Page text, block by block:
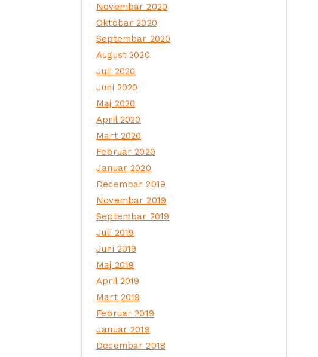
Novembar 2020
Oktobar 2020
Septembar 2020
August 2020
Juli 2020
Juni 2020
Maj 2020
April 2020
Mart 2020
Februar 2020
Januar 2020
Decembar 2019
Novembar 2019
Septembar 2019
Juli 2019
Juni 2019
Maj 2019
April 2019
Mart 2019
Februar 2019
Januar 2019
Decembar 2018